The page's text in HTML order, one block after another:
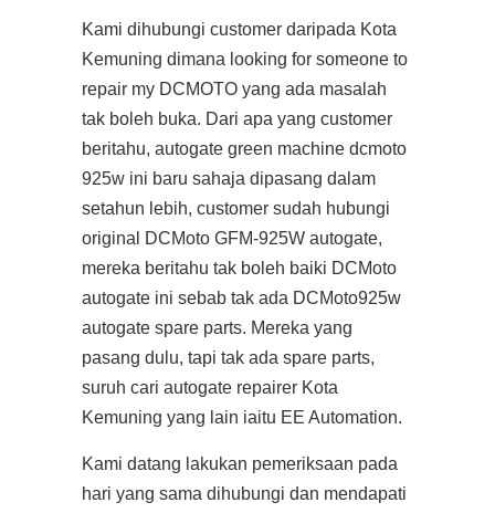
Kami dihubungi customer daripada Kota
Kemuning dimana looking for someone to
repair my DCMOTO yang ada masalah
tak boleh buka. Dari apa yang customer
beritahu, autogate green machine dcmoto
925w ini baru sahaja dipasang dalam
setahun lebih, customer sudah hubungi
original DCMoto GFM-925W autogate,
mereka beritahu tak boleh baiki DCMoto
autogate ini sebab tak ada DCMoto925w
autogate spare parts. Mereka yang
pasang dulu, tapi tak ada spare parts,
suruh cari autogate repairer Kota
Kemuning yang lain iaitu EE Automation.
Kami datang lakukan pemeriksaan pada
hari yang sama dihubungi dan mendapati